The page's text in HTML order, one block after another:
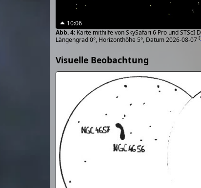
10:06
Karte mithilfe von SkySafari 6 Pro und STScI
Längengrad 0°, Horizonthöhe 5°, Datum 2026-08-07 [
Visuelle Beobachtung